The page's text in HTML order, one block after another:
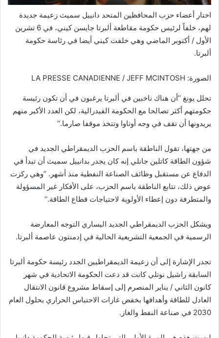
اختار أعضاء حزب المحافظين المتحد دانييل سميث زعيمة جديدة
لهم، خلفاً لرئيس حكومة مقاطعة ألبرتا جايسن كيني، في 6 تشرين
الأول / أكتوبر الماضي وهي خلفت كيني أيضا في رئاسة حكومة
ألبرتا.
الصورة: LA PRESSE CANADIENNE / JEFF MCINTOSH
تحلل يونغ ’’أن هناك ناخبين في ألبرتا يرغبون في أن تكون رئيسة
حكومتهم أكثر تصالحا مع الحكومة الفيدرالية، لكن العدد الأكبر منهم
يريدونها أن تقف في وجه أوتاوا وتتخذ موقفا صارما.‘‘
من جهتها، تقول الناطقة باسم الحزب الديمقراطي الجديد في
شؤون الطاقة كاتلين جانلي إنه كان يجدر بدانييل سميث أن تبدأ في
الدفاع عن مستقبل وظائف الصناعة النفطية منذ أشهر. ’’وهي ركزت
عوض ذلك، تتابع الناطقة باسم الحزب، على الأفكار غير المسؤولة
والمتطرفة دون إعطاء الأولوية لاحتياجات قطاع الطاقة.‘‘
ويشكل الحزب الديمقراطي الجديد اليساري التوجه المعارضة
الرسمية في الجمعية التشريعية الحالية في إدمنتون عاصمة ألبرتا.
تجدر الإشارة إلى أن زعيمة الديمقراطيين الجدد رئيسة حكومة ألبرتا
السابقة راشيل نوتلي كانت قد دعت الحكومة الاتحادية في شهر
كانون الثاني / يناير المنصرم إلى إسقاط مشروع قانون الانتقال
العادل للطاقة وأهدافها بخفض غازات الاحتباس الحراري بحلول العام
2030 في صناعة النفط والغاز.